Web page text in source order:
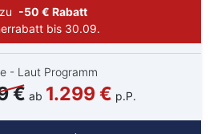
Ab München
Ab Nürnberg
Ab Zürich
Suchen
-50 € Rabatt
bis 30.09.
- Laut Programm
€ ab 1.299 € p.P.